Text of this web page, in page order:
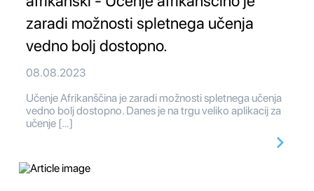
zaradi možnosti spletnega učenja
vedno bolj dostopno.
08.08.2023
Učenje Afrikanščina je zaradi možnosti spletnega učenja
vedno bolj dostopno. Danes je na trgu veliko aplikacij za
učenje […]